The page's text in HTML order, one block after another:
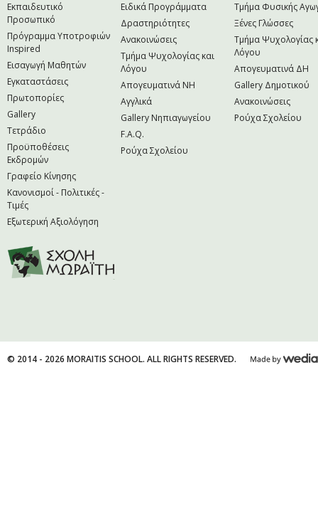
Εκπαιδευτικό
Προσωπικό
Πρόγραμμα Υποτροφιών
Inspired
Εισαγωγή Μαθητών
Εγκαταστάσεις
Πρωτοπορίες
Gallery
Τετράδιο
Προϋποθέσεις
Εκδρομών
Γραφείο Κίνησης
Κανονισμοί - Πολιτικές -
Τιμές
Εξωτερική Αξιολόγηση
Ειδικά Προγράμματα
Δραστηριότητες
Ανακοινώσεις
Τμήμα Ψυχολογίας και
Λόγου
Απογευματινά NH
Αγγλικά
Gallery Νηπιαγωγείου
F.A.Q.
Ρούχα Σχολείου
Τμήμα Φυσικής
Ξένες Γλώσσες
Τμήμα Ψυχολογίας
Λόγου
Απογευματινά ΔΗ
Gallery Δημοτικού
Ανακοινώσεις
Ρούχα Σχολείου
© 2014 - 2026 MORAITIS SCHOOL. ALL RIGHTS RESERVED.